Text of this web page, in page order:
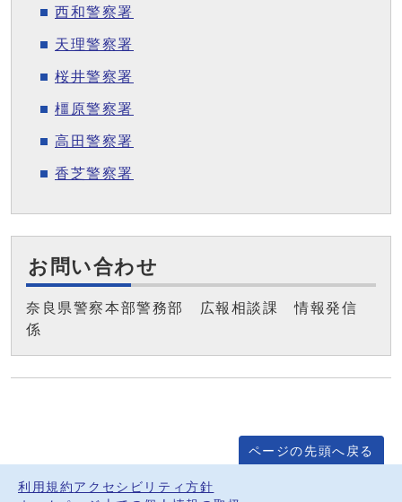
西和警察署
天理警察署
桜井警察署
橿原警察署
高田警察署
香芝警察署
お問い合わせ
奈良県警察本部警務部 広報相談課 情報発信
係
ページの先頭へ戻る
利用規約 アクセシビリティ方針